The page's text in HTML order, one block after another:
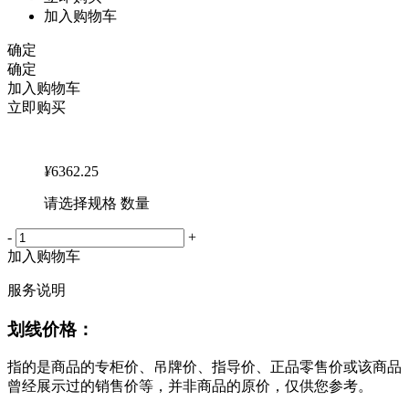
加入购物车
确定
确定
加入购物车
立即购买
¥6362.25
请选择规格 数量
-
+
加入购物车
服务说明
划线价格：
指的是商品的专柜价、吊牌价、指导价、正品零售价或该商品
曾经展示过的销售价等，并非商品的原价，仅供您参考。